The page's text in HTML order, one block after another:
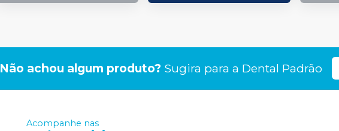
Não achou algum produto? Sugira para a Dental Padrão
Acompanhe nas